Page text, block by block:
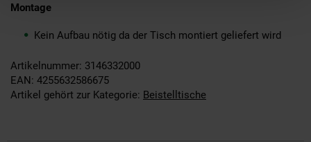
Montage
Kein Aufbau nötig da der Tisch montiert geliefert wird
Artikelnummer: 3146332000
EAN: 4255632586675
Artikel gehört zur Kategorie: Beistelltische